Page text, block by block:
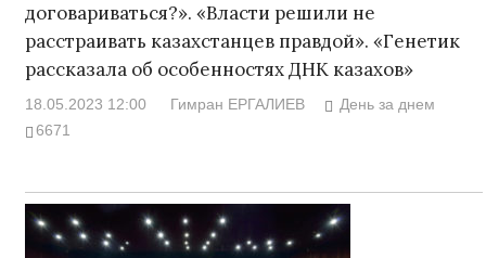
договариваться?». «Власти решили не
расстраивать казахстанцев правдой». «Генетик
рассказала об особенностях ДНК казахов»
18.05.2023 12:00 Гимран ЕРГАЛИЕВ
День за днем
6671